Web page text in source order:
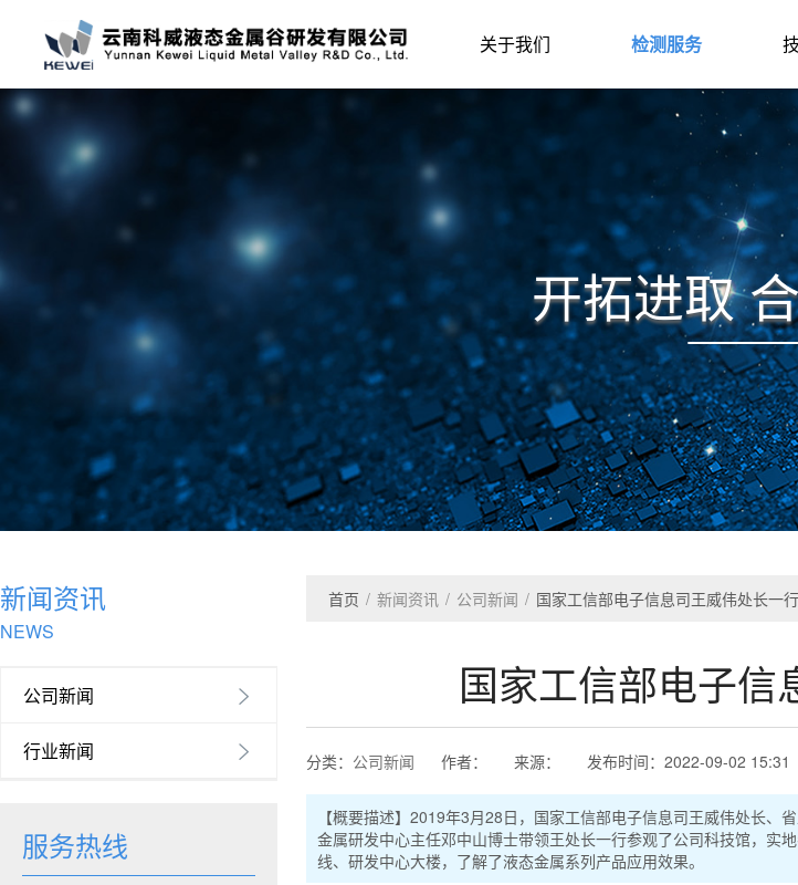
关于我们 检测服务
开拓进取
新闻资讯
NEWS
公司新闻 
行业新闻 
服务热线
首页 / 新闻资讯 / 公司新闻 / 国家工信部电子信息司王威伟处长一
国家工信部电子信
分类： 公司新闻 作者： 来源： 发布时间：2022-09-02 15:31
【概要描述】2019年3月28日，国家工信部电子信息司王威伟处长、
金属研发中心主任邓中山博士带领王处长一行参观了公司科技馆，实
线、研发中心大楼，了解了液态金属系列产品应用效果。